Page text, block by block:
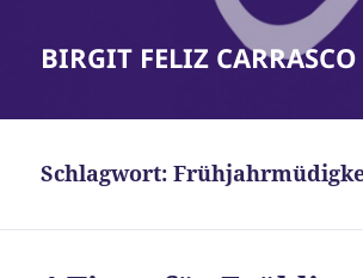
BIRGIT FELIZ CARRASCO
Schlagwort: